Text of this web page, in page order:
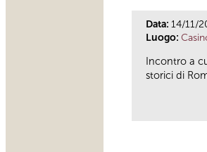
Data: 14/11/
Luogo:
Incontro a
storici di